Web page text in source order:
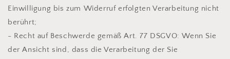
Einwilligung bis zum Widerruf erfolgten Verarbeitung nicht
berührt;
- Recht auf Beschwerde gemäß Art. 77 DSGVO: Wenn Sie
der Ansicht sind, dass die Verarbeitung der Sie